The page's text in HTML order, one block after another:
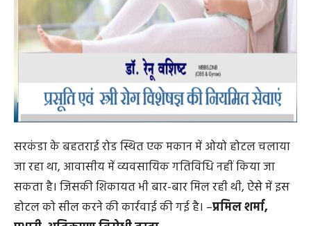
सरकंडा के बहतराई रोड स्थित एक मकान में ओयो होटल चलाया
जा रहा था, आवासीय में व्यवसायिक गतिविधि नहीं किया जा